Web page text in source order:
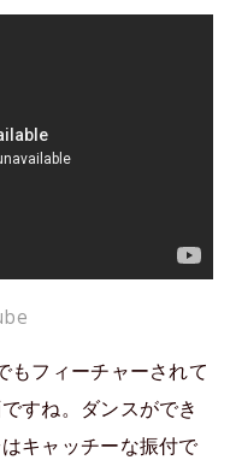
もフィーチャーされて
すね。ダンスができ
キャッチーな振付で